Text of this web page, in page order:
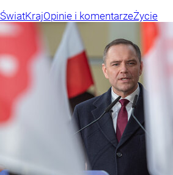
ŚwiatKrajOpinie i komentarzeŻycie